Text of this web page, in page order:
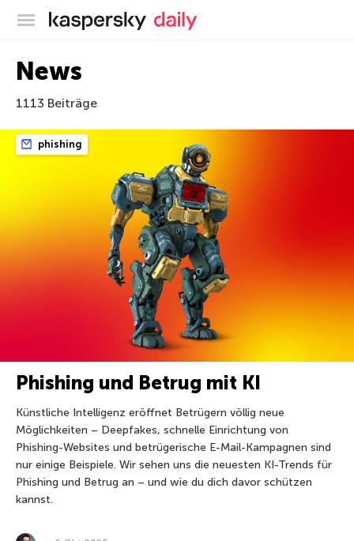
Offizieller Blog von Kaspersky
News
1113 Beiträge
phishing
Phishing und Betrug mit KI
Künstliche Intelligenz eröffnet Betrügern völlig neue
Möglichkeiten – Deepfakes, schnelle Einrichtung von
Phishing-Websites und betrügerische E-Mail-Kampagnen sind
nur einige Beispiele. Wir sehen uns die neuesten KI-Trends für
Phishing und Betrug an – und wie du dich davor schützen
kannst.